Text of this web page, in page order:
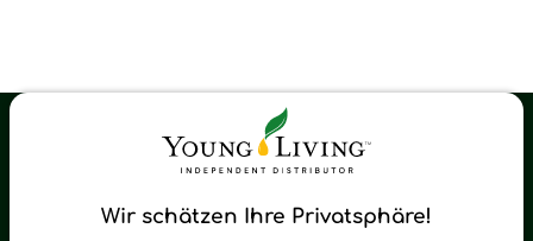
Wir schätzen Ihre Privatsphäre!
Young Living Shop-Oil Newsletter